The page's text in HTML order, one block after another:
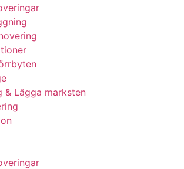
& Lägga marksten